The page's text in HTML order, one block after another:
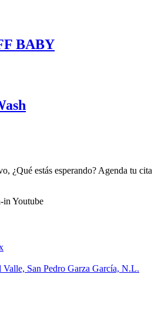
BABY
¿Qué estás esperando? Agenda tu cita
in Youtube
San Pedro Garza García, N.L.